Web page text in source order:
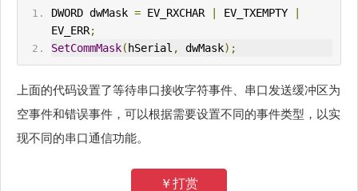
DWORD dwMask = EV_RXCHAR EV_TXEMPTY
EV_ERR;
SetCommMask( hSerial , dwMask);
上面的代码设置了等待串口接收字符事件、串口发送缓冲区为
空事件和错误事件，可以根据需要设置不同的事件类型，以实
现不同的串口通信功能。
￥打赏